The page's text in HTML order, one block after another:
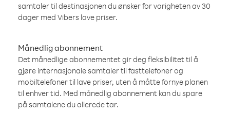
samtaler til destinasjonen du ønsker for varigheten av 30
dager med Vibers lave priser.
Månedlig abonnement
Det månedlige abonnementet gir deg fleksibilitet til å
gjøre internasjonale samtaler til fasttelefoner og
mobiltelefoner til lave priser, uten å måtte fornye planen
til enhver tid. Med månedlig abonnement kan du spare
på samtalene du allerede tar.